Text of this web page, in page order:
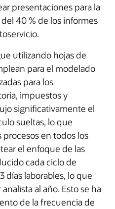
presentaciones para la
40 % de los informes
utilizando hojas de
para el modelado
para los
impuestos y
significativamente el
sueltas, lo que
en todos los
el enfoque de las
cada ciclo de
días laborables, lo que
al año. Esto se ha
de la frecuencia de